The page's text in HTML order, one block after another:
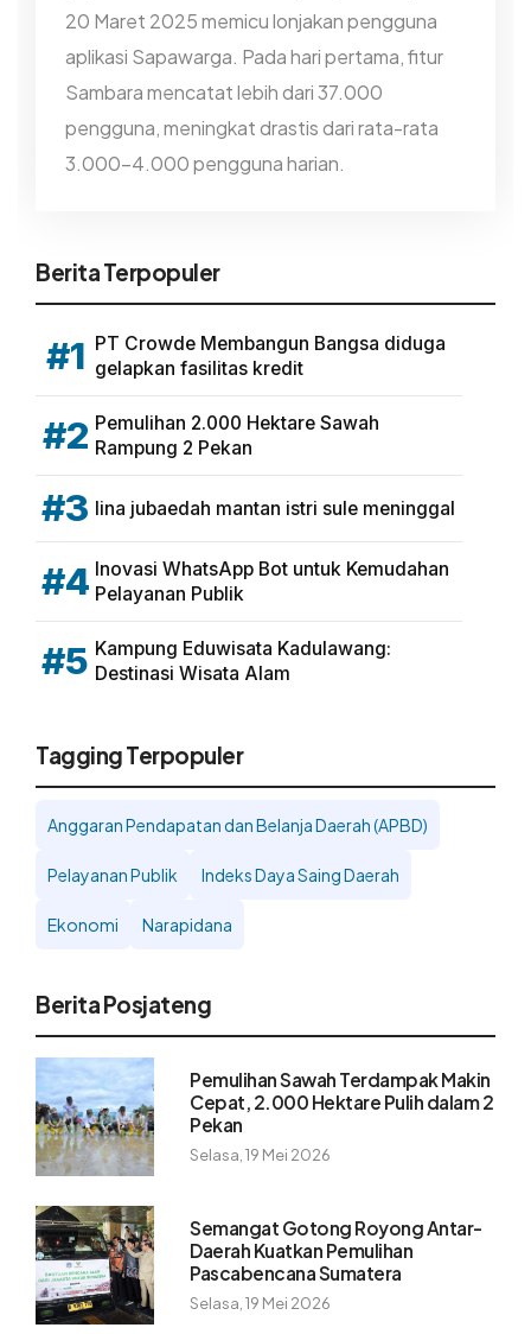
20 Maret 2025 memicu lonjakan pengguna
aplikasi Sapawarga. Pada hari pertama, fitur
Sambara mencatat lebih dari 37.000
pengguna, meningkat drastis dari rata-rata
3.000-4.000 pengguna harian.
Berita Terpopuler
#1 PT Crowde Membangun Bangsa diduga
gelapkan fasilitas kredit
#2 Pemulihan 2.000 Hektare Sawah
Rampung 2 Pekan
#3 lina jubaedah mantan istri sule meninggal
#4 Inovasi WhatsApp Bot untuk Kemudahan
Pelayanan Publik
#5 Kampung Eduwisata Kadulawang:
Destinasi Wisata Alam
Tagging Terpopuler
Anggaran Pendapatan dan Belanja Daerah (APBD)
Pelayanan Publik Indeks Daya Saing Daerah
Ekonomi Narapidana
Berita Posjateng
Pemulihan Sawah Terdampak Makin
Cepat, 2.000 Hektare Pulih dalam 2
Pekan
Selasa, 19 Mei 2026
Semangat Gotong Royong Antar-
Daerah Kuatkan Pemulihan
Pascabencana Sumatera
Selasa, 19 Mei 2026